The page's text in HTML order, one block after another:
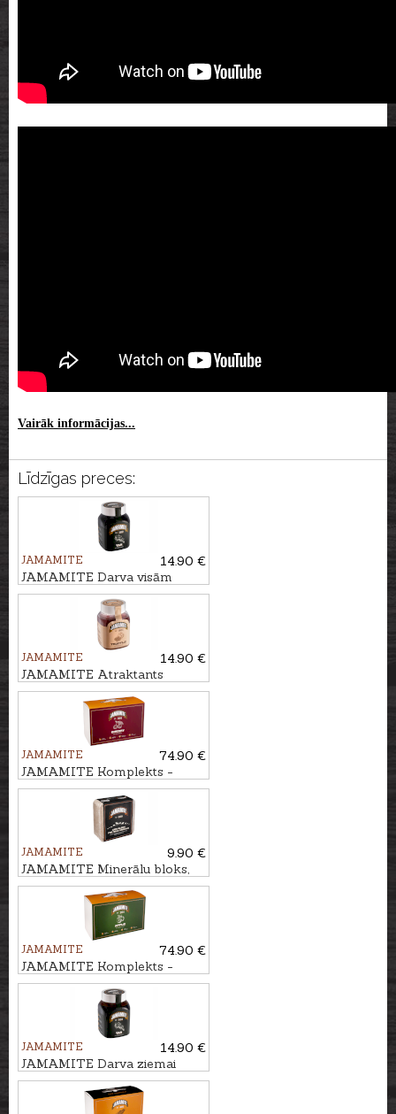
Vairāk informācijas...
Līdzīgas preces:
JAMAMITE
14.90 €
JAMAMITE Darva visām
sezonām TAR, 450ml
JAMAMITE
14.90 €
JAMAMITE Atraktants
TRIFELE, 450ml
JAMAMITE
74.90 €
JAMAMITE Komplekts -
atraktants ĶIRSIS, 6gb
JAMAMITE
9.90 €
JAMAMITE Minerālu bloks,
5kg
JAMAMITE
74.90 €
JAMAMITE Komplekts -
atraktants ĀBOLS, 6gb
JAMAMITE
14.90 €
JAMAMITE Darva ziemai
TAR, 450ml